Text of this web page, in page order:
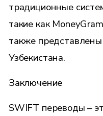
традиционные
такие как
также
Узбекистана.
Заключение
SWIFT переводы –